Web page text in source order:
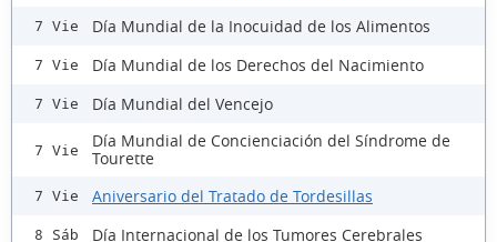
7 Vie Día Mundial de la Inocuidad de los Alimentos
7 Vie Día Mundial de los Derechos del Nacimiento
7 Vie Día Mundial del Vencejo
7 Vie
Día Mundial de Concienciación del Síndrome de
Tourette
7 Vie Aniversario del Tratado de Tordesillas
8 Sáb Día Internacional de los Tumores Cerebrales